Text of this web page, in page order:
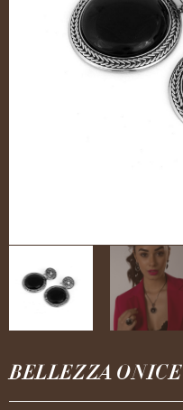
BELLEZZA ONICE